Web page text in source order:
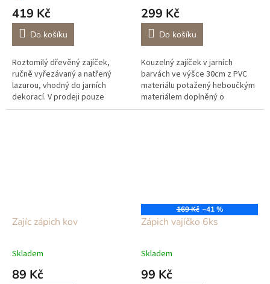
419 Kč
Do košíku
Roztomilý dřevěný zajíček,
ručně vyřezávaný a natřený
lazurou, vhodný do jarních
dekorací. V prodeji pouze
dřevěný zajíček, na kompletní
299 Kč
Do košíku
Kouzelný zajíček v jarních
barvách ve výšce 30cm z PVC
materiálu potažený heboučkým
materiálem doplněný o
mašličku.
Zajíc zápich kov
Skladem
89 Kč
169 Kč –41 %
Zápich vajíčko 6ks
Skladem
99 Kč